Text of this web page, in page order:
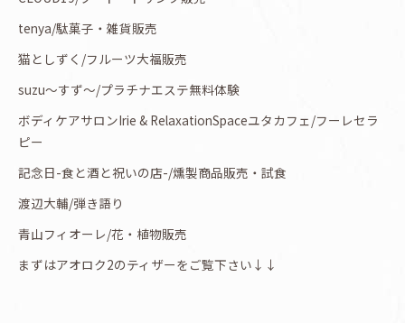
tenya/駄菓子・雑貨販売
猫としずく/フルーツ大福販売
suzu〜すず〜/プラチナエステ無料体験
ボディケアサロンIrie & RelaxationSpaceユタカフェ/フーレセラ
ピー
記念日-食と酒と祝いの店-/燻製商品販売・試食
渡辺大輔/弾き語り
青山フィオーレ/花・植物販売
まずはアオロク2のティザーをご覧下さい↓↓